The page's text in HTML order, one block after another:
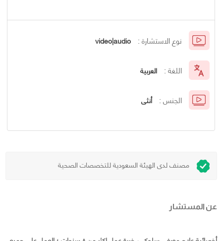
نوع الاستشارة : video|audio
اللغة : العربية
الجنس : أنثى
مصنف لدى الهيئة السعودية للتخصصات الصحية
عن المستشار